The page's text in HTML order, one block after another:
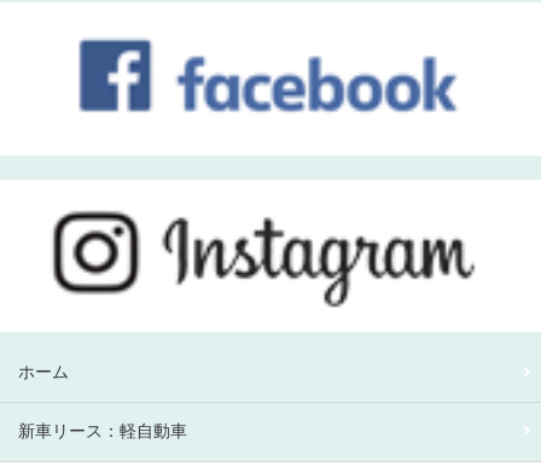
ホーム
新車リース：軽自動車